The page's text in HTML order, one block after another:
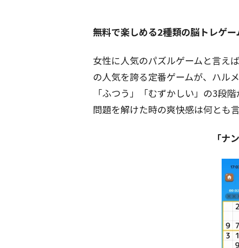
無料で楽しめる2種類の脳トレゲー
女性に人気のパズルゲームと言え
の人気を誇る定番ゲームが、ハル
「ふつう」「むずかしい」の3段
問題を解けた時の爽快感は何とも
「ナ